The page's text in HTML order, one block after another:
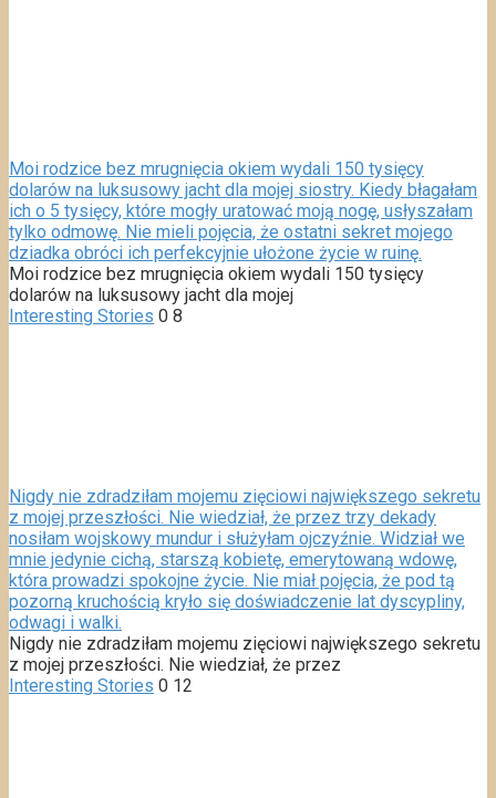
Moi rodzice bez mrugnięcia okiem wydali 150 tysięcy
dolarów na luksusowy jacht dla mojej siostry. Kiedy błagałam
ich o 5 tysięcy, które mogły uratować moją nogę, usłyszałam
tylko odmowę. Nie mieli pojęcia, że ostatni sekret mojego
dziadka obróci ich perfekcyjnie ułożone życie w ruinę.
Moi rodzice bez mrugnięcia okiem wydali 150 tysięcy
dolarów na luksusowy jacht dla mojej
Interesting Stories 0 8
Nigdy nie zdradziłam mojemu zięciowi największego sekretu
z mojej przeszłości. Nie wiedział, że przez trzy dekady
nosiłam wojskowy mundur i służyłam ojczyźnie. Widział we
mnie jedynie cichą, starszą kobietę, emerytowaną wdowę,
która prowadzi spokojne życie. Nie miał pojęcia, że pod tą
pozorną kruchością kryło się doświadczenie lat dyscypliny,
odwagi i walki.
Nigdy nie zdradziłam mojemu zięciowi największego sekretu
z mojej przeszłości. Nie wiedział, że przez
Interesting Stories 0 12